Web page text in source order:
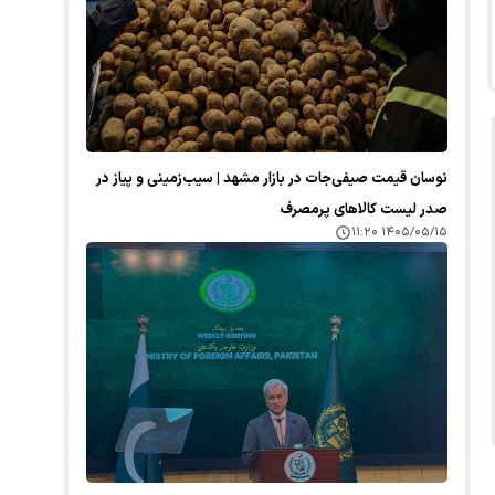
نوسان قیمت صیفی‌جات در بازار مشهد | سیب‌زمینی و پیاز در
صدر لیست کالا‌های پرمصرف
۱۴۰۵/۰۵/۱۵ ۱۱:۲۰